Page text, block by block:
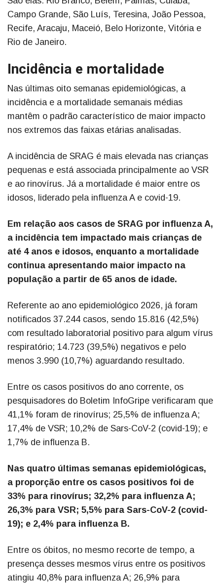
Campo Grande, São Luís, Teresina, João Pessoa,
Recife, Aracaju, Maceió, Belo Horizonte, Vitória e
Rio de Janeiro.
Incidência e mortalidade
Nas últimas oito semanas epidemiológicas, a
incidência e a mortalidade semanais médias
mantêm o padrão característico de maior impacto
nos extremos das faixas etárias analisadas.
A incidência de SRAG é mais elevada nas crianças
pequenas e está associada principalmente ao VSR
e ao rinovírus. Já a mortalidade é maior entre os
idosos, liderado pela influenza A e covid-19.
Em relação aos casos de SRAG por influenza A,
a incidência tem impactado mais crianças de
até 4 anos e idosos, enquanto a mortalidade
continua apresentando maior impacto na
população a partir de 65 anos de idade.
Referente ao ano epidemiológico 2026, já foram
notificados 37.244 casos, sendo 15.816 (42,5%)
com resultado laboratorial positivo para algum vírus
respiratório; 14.723 (39,5%) negativos e pelo
menos 3.990 (10,7%) aguardando resultado.
Entre os casos positivos do ano corrente, os
pesquisadores do Boletim InfoGripe verificaram que
41,1% foram de rinovírus; 25,5% de influenza A;
17,4% de VSR; 10,2% de Sars-CoV-2 (covid-19); e
1,7% de influenza B.
Nas quatro últimas semanas epidemiológicas,
a proporção entre os casos positivos foi de
33% para rinovírus; 32,2% para influenza A;
26,3% para VSR; 5,5% para Sars-CoV-2 (covid-
19); e 2,4% para influenza B.
Entre os óbitos, no mesmo recorte de tempo, a
presença desses mesmos vírus entre os positivos
atingiu 40,8% para influenza A; 26,9% para